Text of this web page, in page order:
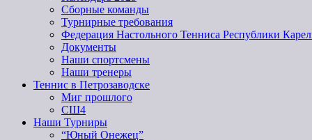
Сборные команды
Турнирные требования
Федерация Настольного Тенниса Республики
Документы
Наши спортсмены
Наши тренеры
Теннис в Петрозаводске
Миг прошлого
СШ4
Наши Турниры
“Юный Онежец”